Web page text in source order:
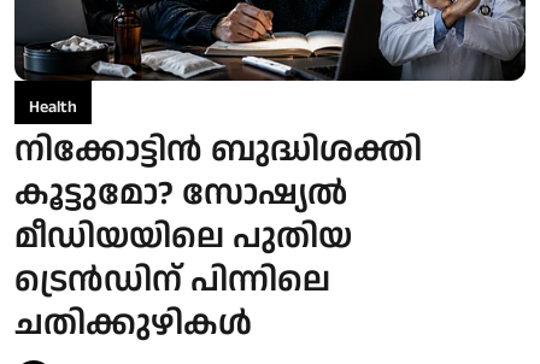
Health
നിക്കോട്ടിൻ ബുദ്ധിശക്തി
കൂട്ടുമോ? സോഷ്യൽ
മീഡിയയിലെ പുതിയ
ട്രെൻഡിന് പിന്നിലെ
ചതിക്കുഴികൾ